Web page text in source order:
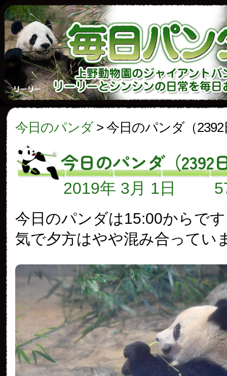
今日のパンダ> 今日のパンダ（2392
今日のパンダ（2392
2019年 3月 1日
今日のパンダは15:00からで
気で夕方はやや混み合ってい